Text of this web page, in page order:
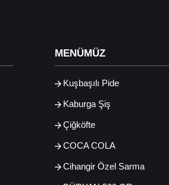
MENÜMÜZ
Kuşbaşılı Pide
Kaburga Şiş
Çiğköfte
COCA COLA
Cihangir Özel Sarma